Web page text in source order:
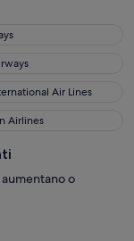
Air Lines
Air Lines
Airlines
o